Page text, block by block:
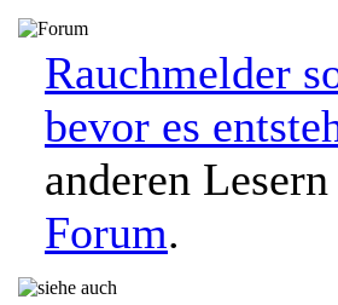
Rauchmelder
bevor es
anderen
Forum.